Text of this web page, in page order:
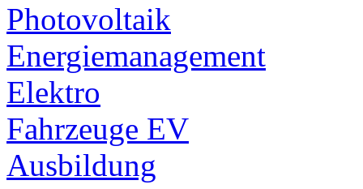
Photovoltaik
Energiemanagement
Elektro
Fahrzeuge EV
Ausbildung